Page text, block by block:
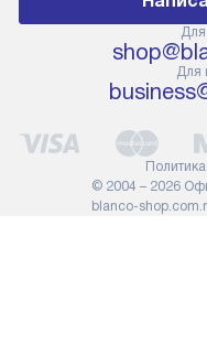
прибора не
проходу через
сотрудники
службы не имеют
или другие
элементы, так как
повлиять на
обслуживание в
Для
© 2004 – 2026
blanco-